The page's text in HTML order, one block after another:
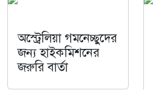
অস্ট্রেলিয়া গমনেচ্ছুদের
জন্য হাইকমিশনের
জরুরি বার্তা